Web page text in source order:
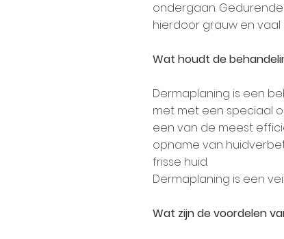
ondergaan.
hierdoor grauw en vaal
Wat houdt de
Dermaplaning is een
met met een speciaal
een van de meest
opname van
frisse huid.
Dermaplaning is een
Wat zijn de voordelen